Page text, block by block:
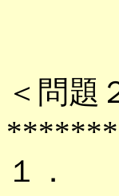
＜問題
１．